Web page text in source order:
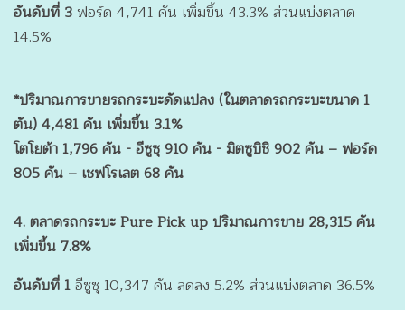
อันดับที่ 3 ฟอร์ด 4,741 คัน เพิ่มขึ้น 43.3% ส่วนแบ่งตลาด
14.5%
*ปริมาณการขายรถกระบะดัดแปลง (ในตลาดรถกระบะขนาด 1
ตัน) 4,481 คัน เพิ่มขึ้น 3.1%
โตโยต้า 1,796 คัน - อีซูซุ 910 คัน - มิตซูบิชิ 902 คัน – ฟอร์ด
805 คัน – เชฟโรเลต 68 คัน
4. ตลาดรถกระบะ Pure Pick up ปริมาณการขาย 28,315 คัน
เพิ่มขึ้น 7.8%
อันดับที่ 1อีซูซุ 10,347 คัน ลดลง 5.2% ส่วนแบ่งตลาด 36.5%